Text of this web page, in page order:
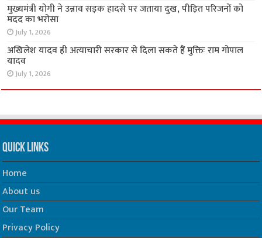
मुख्यमंत्री योगी ने उन्नाव सड़क हादसे पर जताया दुख, पीड़ित परिजनों को
मदद का भरोसा
July 1, 2026
अखिलेश यादव ही अत्याचारी सरकार से दिला सकते हैं मुक्तिः राम गोपाल
यादव
July 1, 2026
Quick Links
Home
About us
Our Team
Privacy Policy